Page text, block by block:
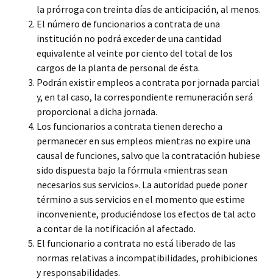
la prórroga con treinta días de anticipación, al menos.
El número de funcionarios a contrata de una
institución no podrá exceder de una cantidad
equivalente al veinte por ciento del total de los
cargos de la planta de personal de ésta.
Podrán existir empleos a contrata por jornada parcial
y, en tal caso, la correspondiente remuneración será
proporcional a dicha jornada.
Los funcionarios a contrata tienen derecho a
permanecer en sus empleos mientras no expire una
causal de funciones, salvo que la contratación hubiese
sido dispuesta bajo la fórmula «mientras sean
necesarios sus servicios». La autoridad puede poner
término a sus servicios en el momento que estime
inconveniente, produciéndose los efectos de tal acto
a contar de la notificación al afectado.
El funcionario a contrata no está liberado de las
normas relativas a incompatibilidades, prohibiciones
y responsabilidades.